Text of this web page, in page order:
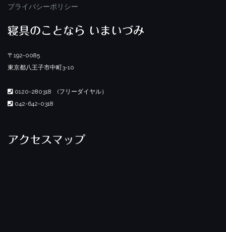
プライバシーポリシー
寝具のことなら いまいづみ
〒192-0085
東京都八王子市中町3-10
0120-280318 (フリーダイヤル）
042-642-0318
アクセスマップ